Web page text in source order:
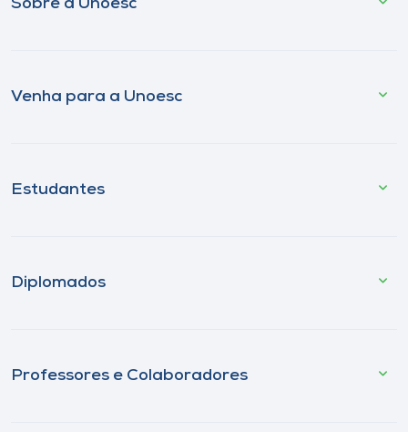
Sobre a Unoesc
Venha para a Unoesc
Estudantes
Diplomados
Professores e Colaboradores